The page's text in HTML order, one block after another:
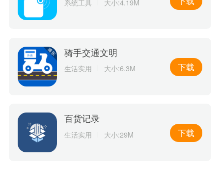
系统工具 大小:4.19M
骑手交通文明
生活实用 大小:6.3M 下载
百货记录
生活实用 大小:29M 下载